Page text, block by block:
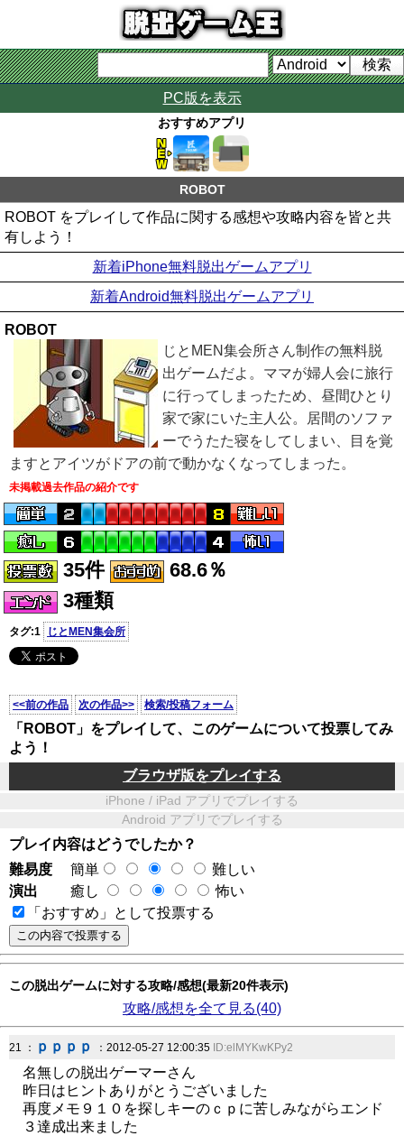
PC版を表示
おすすめアプリ
ROBOT
ROBOT をプレイして作品に関する感想や攻略内容を皆と共
有しよう！
新着iPhone無料脱出ゲームアプリ
新着Android無料脱出ゲームアプリ
ROBOT
じとMEN集会所さん制作の無料脱
出ゲームだよ。ママが婦人会に旅行
に行ってしまったため、昼間ひとり
家で家にいた主人公。居間のソファ
ーでうたた寝をしてしまい、目を覚
ますとアイツがドアの前で動かなくなってしまった。
未掲載過去作品の紹介です
35件
68.6％
3種類
タグ:1 じとMEN集会所
<<前の作品 次の作品>> 検索/投稿フォーム
「ROBOT」をプレイして、このゲームについて投票してみ
よう！
ブラウザ版をプレイする
iPhone / iPad アプリでプレイする
Android アプリでプレイする
プレイ内容はどうでしたか？
難易度
簡単
難しい
演出
癒し
怖い
「おすすめ」として投票する
この脱出ゲームに対する攻略/感想(最新20件表示)
攻略/感想を全て見る(40)
21 ： ｐｐｐｐ ：2012-05-27 12:00:35 ID:elMYKwKPy2
名無しの脱出ゲーマーさん
昨日はヒントありがとうございました
再度メモ９１０を探しキーのｃｐに苦しみながらエンド
３達成出来ました